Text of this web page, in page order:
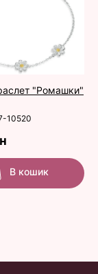
"Ромашки"
10520
В кошик